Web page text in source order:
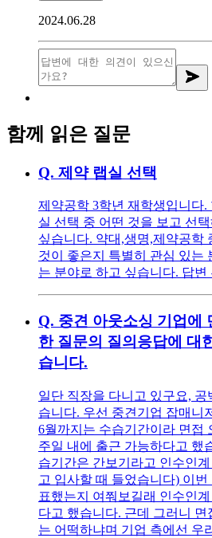
2024.06.28
함께 읽은 질문
Q. 제약 랩실 선택
제약공학 3학년 재학생입니다.
실 선택 중 어떤 것을 보고 선
싶습니다. 약대,생명,제약공학
것이 좋은지 특별히 관심 있는
는 분야로 하고 싶습니다. 답변
Q. 중견 아웃소싱 기업에
한 질문의 질의응답에 대
습니다.
일단 직장을 다니고 있구요,
습니다. 우선 중견기업 잡매니
6월까지는 수습기간이라 면접
주일 내에 출근 가능하다고 했
습기간은 간보기라고 인수인
고 입사할 때 들었습니다) 이
표했는지 여쭤보길래 인수인
다고 했습니다. 근데 그러니 면
는 어떡하냐며 기업 측에선 우